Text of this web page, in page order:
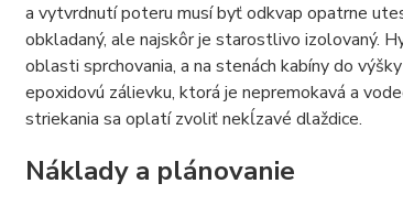
a vytvrdnutí poteru musí byť odkvap opatrne
obkladaný, ale najskôr je starostlivo izolovaný.
oblasti sprchovania, a na stenách kabíny do
epoxidovú zálievku, ktorá je nepremokavá a
striekania sa oplatí zvoliť nekĺzavé dlaždice.
Náklady a plánovanie